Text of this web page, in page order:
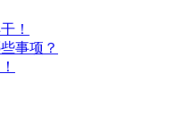
！
事项？